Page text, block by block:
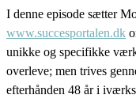
I denne episode sætter
www.succesportalen.dk
unikke og specifikke
overleve; men trives
efterhånden 48 år i